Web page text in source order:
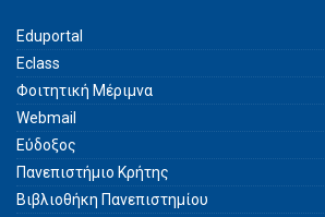
Eduportal
Eclass
Φοιτητική Μέριμνα
Webmail
Εύδοξος
Πανεπιστήμιο Κρήτης
Βιβλιοθήκη Πανεπιστημίου